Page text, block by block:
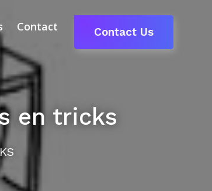
Contact Contact Us
en tricks